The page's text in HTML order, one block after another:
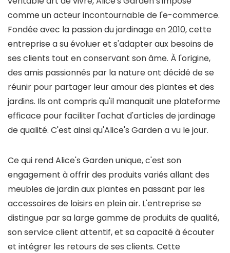
comme un acteur incontournable de l'e-commerce.
Fondée avec la passion du jardinage en 2010, cette
entreprise a su évoluer et s'adapter aux besoins de
ses clients tout en conservant son âme. À l'origine,
des amis passionnés par la nature ont décidé de se
réunir pour partager leur amour des plantes et des
jardins. Ils ont compris qu'il manquait une plateforme
efficace pour faciliter l'achat d'articles de jardinage
de qualité. C'est ainsi qu'Alice's Garden a vu le jour.
Ce qui rend Alice's Garden unique, c'est son
engagement à offrir des produits variés allant des
meubles de jardin aux plantes en passant par les
accessoires de loisirs en plein air. L'entreprise se
distingue par sa large gamme de produits de qualité,
son service client attentif, et sa capacité à écouter
et intégrer les retours de ses clients. Cette